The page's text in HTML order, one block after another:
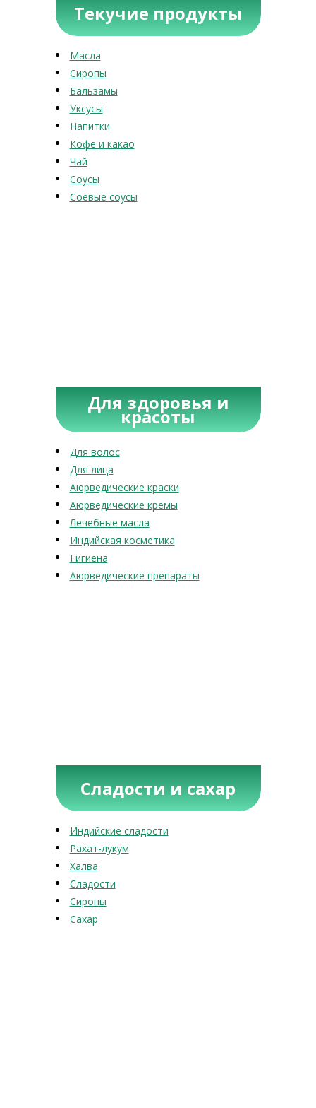
Текучие продукты
Масла
Сиропы
Бальзамы
Уксусы
Напитки
Кофе и какао
Чай
Соусы
Соевые соусы
Для здоровья и
красоты
Для волос
Для лица
Аюрведические краски
Аюрведические кремы
Лечебные масла
Индийская косметика
Гигиена
Аюрведические препараты
Сладости и сахар
Индийские сладости
Рахат-лукум
Халва
Сладости
Сиропы
Сахар